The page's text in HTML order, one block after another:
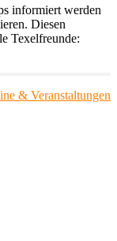
informiert werden
Diesen
Texelfreunde:
& Veranstaltungen